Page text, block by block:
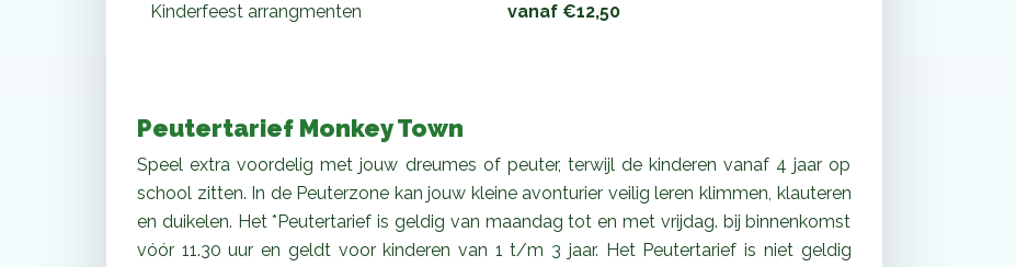
Kinderfeest arrangmenten vanaf €12,50
Peutertarief Monkey Town
Speel extra voordelig met jouw dreumes of peuter, terwijl de kinderen vanaf 4 jaar op
school zitten. In de Peuterzone kan jouw kleine avonturier veilig leren klimmen, klauteren
en duikelen. Het *Peutertarief is geldig van maandag tot en met vrijdag. bij binnenkomst
vóór 11.30 uur en geldt voor kinderen van 1 t/m 3 jaar. Het Peutertarief is niet geldig